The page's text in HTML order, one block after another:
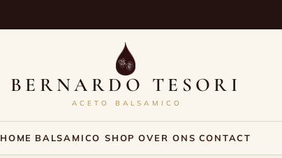
BERNARDO TESORI
ACETO BALSAMICO
HOME BALSAMICO SHOP OVER ONS CONTACT